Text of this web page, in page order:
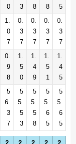
0
3
8
8
5
1.
0
7
0.
3
7
0.
3
7
0.
3
7
0.
3
7
0.
9
8
1.
5
0
1.
4
9
1.
5
1
1.
4
5
5
6.
3
7
5
5.
5
3
5
5.
5
8
5
5.
6
5
5
5.
6
5